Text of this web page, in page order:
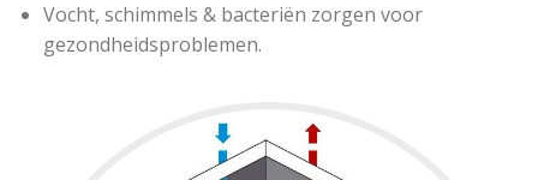
Vocht, schimmels & bacteriën zorgen voor
gezondheidsproblemen.